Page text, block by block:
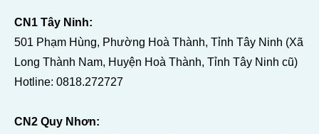
CN1 Tây Ninh:
501 Phạm Hùng, Phường Hoà Thành, Tỉnh Tây Ninh (Xã
Long Thành Nam, Huyện Hoà Thành, Tỉnh Tây Ninh cũ)
Hotline: 0818.272727
CN2 Quy Nhơn: